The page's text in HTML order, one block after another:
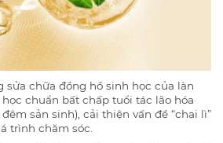
sửa chữa đồng hồ sinh học của làn
chuẩn bất chấp tuổi tác lão hóa
sản sinh), cải thiện vấn đề “chai lì”
trình chăm sóc.